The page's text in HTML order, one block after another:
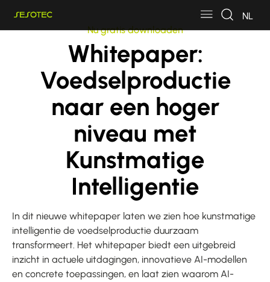
NL
Nu gratis downloaden
Whitepaper:
Voedselproductie
naar een hoger
niveau met
Kunstmatige
Intelligentie
In dit nieuwe whitepaper laten we zien hoe kunstmatige
intelligentie de voedselproductie duurzaam
transformeert. Het whitepaper biedt een uitgebreid
inzicht in actuele uitdagingen, innovatieve AI-modellen
en concrete toepassingen, en laat zien waarom AI-